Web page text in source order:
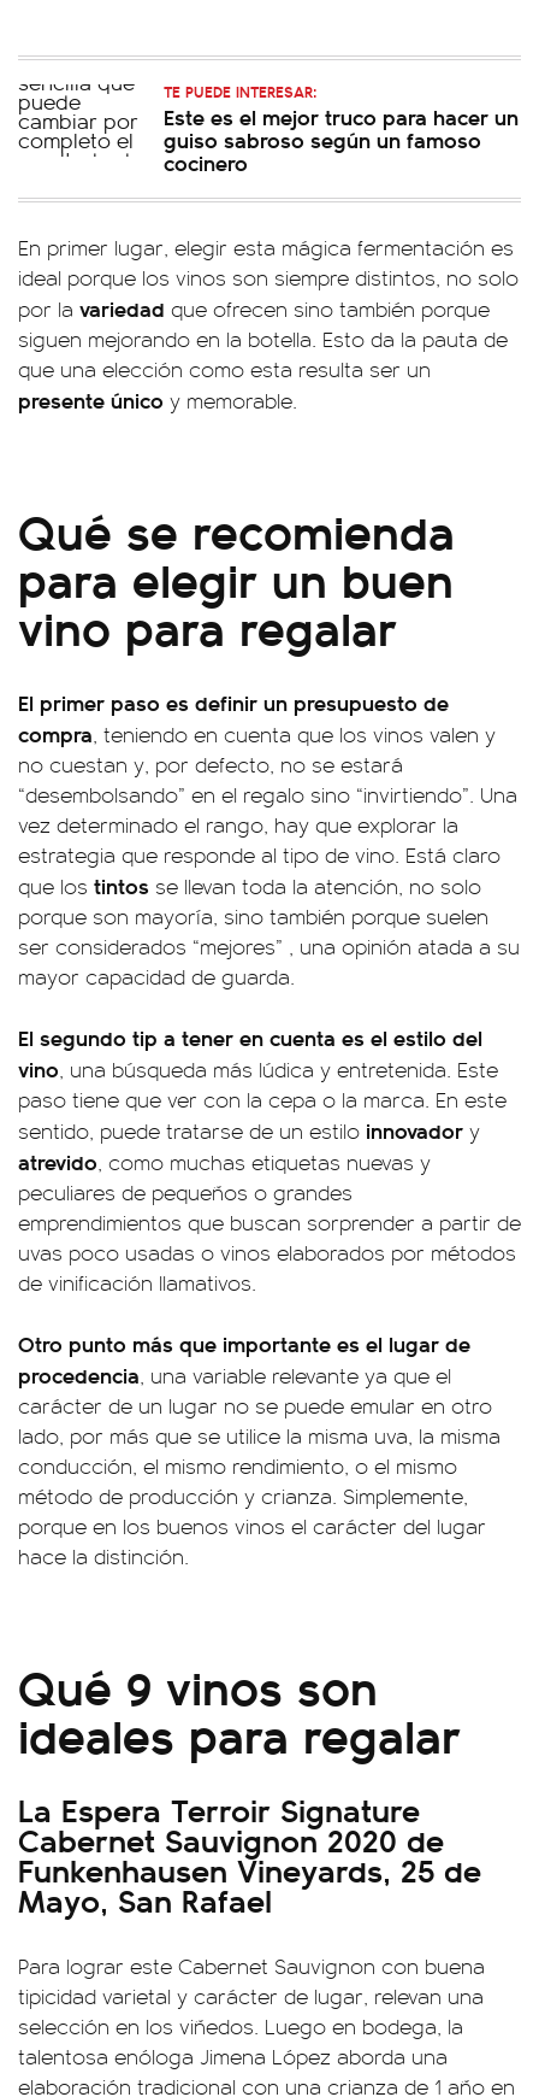
TE PUEDE INTERESAR:
Este es el mejor truco para hacer un
guiso sabroso según un famoso
cocinero
En primer lugar, elegir esta mágica fermentación es
ideal porque los vinos son siempre distintos, no solo
por la variedad que ofrecen sino también porque
siguen mejorando en la botella. Esto da la pauta de
que una elección como esta resulta ser un
presente único y memorable.
Qué se recomienda
para elegir un buen
vino para regalar
El primer paso es definir un presupuesto de
compra, teniendo en cuenta que los vinos valen y
no cuestan y, por defecto, no se estará
“desembolsando” en el regalo sino “invirtiendo”. Una
vez determinado el rango, hay que explorar la
estrategia que responde al tipo de vino. Está claro
que los tintos se llevan toda la atención, no solo
porque son mayoría, sino también porque suelen
ser considerados “mejores” , una opinión atada a su
mayor capacidad de guarda.
El segundo tip a tener en cuenta es el estilo del
vino, una búsqueda más lúdica y entretenida. Este
paso tiene que ver con la cepa o la marca. En este
sentido, puede tratarse de un estilo innovador y
atrevido, como muchas etiquetas nuevas y
peculiares de pequeños o grandes
emprendimientos que buscan sorprender a partir de
uvas poco usadas o vinos elaborados por métodos
de vinificación llamativos.
Otro punto más que importante es el lugar de
procedencia, una variable relevante ya que el
carácter de un lugar no se puede emular en otro
lado, por más que se utilice la misma uva, la misma
conducción, el mismo rendimiento, o el mismo
método de producción y crianza. Simplemente,
porque en los buenos vinos el carácter del lugar
hace la distinción.
Qué 9 vinos son
ideales para regalar
La Espera Terroir Signature
Cabernet Sauvignon 2020 de
Funkenhausen Vineyards, 25 de
Mayo, San Rafael
Para lograr este Cabernet Sauvignon con buena
tipicidad varietal y carácter de lugar, relevan una
selección en los viñedos. Luego en bodega, la
talentosa enóloga Jimena López aborda una
elaboración tradicional con una crianza de 1 año en